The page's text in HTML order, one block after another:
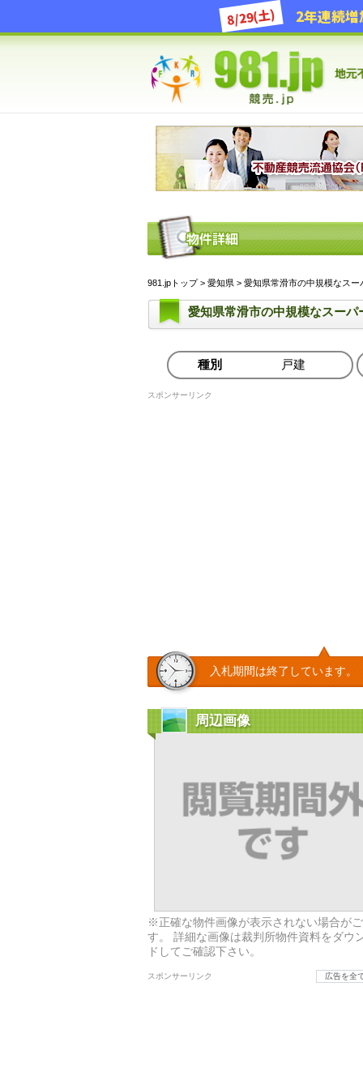
8/29(土)
981.jpトップ> 愛知県 > 愛知県常滑市の中規模なス
愛知県常滑市の中規模なスー
種別 戸建
スポンサーリンク
入札期間は終了しています。
周辺画像
※正確な物件画像が表示されない場合が
す。 詳細な画像は裁判所物件資料をダウ
ドしてご確認下さい。
スポンサーリンク 広告を全